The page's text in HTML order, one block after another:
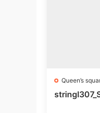
Queen’s